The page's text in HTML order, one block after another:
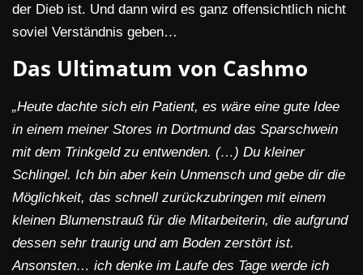
der Dieb ist. Und dann wird es ganz offensichtlich nicht
soviel Verständnis geben…
Das Ultimatum von Cashmo
„Heute dachte sich ein Patient, es wäre eine gute Idee
in einem meiner Stores in Dortmund das Sparschwein
mit dem Trinkgeld zu entwenden. (…) Du kleiner
Schlingel. Ich bin aber kein Unmensch und gebe dir die
Möglichkeit, das schnell zurückzubringen mit einem
kleinen Blumenstrauß für die Mitarbeiterin, die aufgrund
dessen sehr traurig und am Boden zerstört ist.
Ansonsten… ich denke im Laufe des Tage werde ich